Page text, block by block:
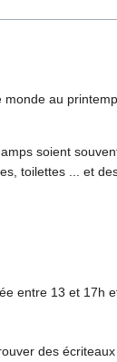
au
soient
toilettes ... et
entre 13 et 17h
des